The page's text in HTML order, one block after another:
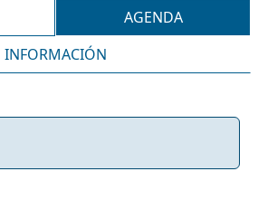
AGENDA
INFORMACIÓN